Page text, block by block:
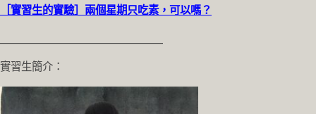
［實習生的實驗］兩個星期只吃素，可以嗎？
實習生簡介：